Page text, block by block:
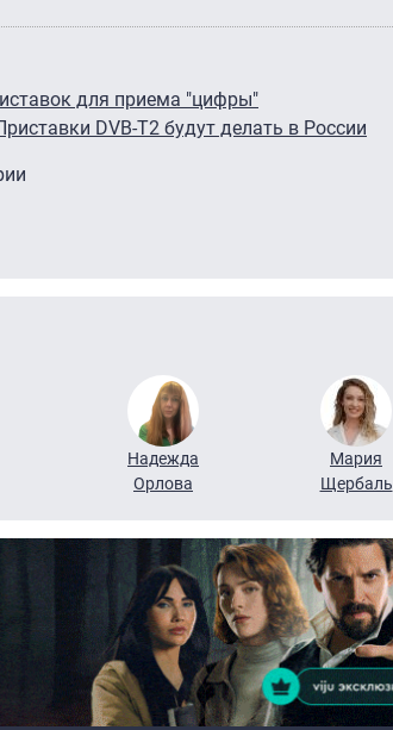
для приема "цифры"
DVB-T2 будут делать в России
Надежда
Орлова
Мария
Щербаль